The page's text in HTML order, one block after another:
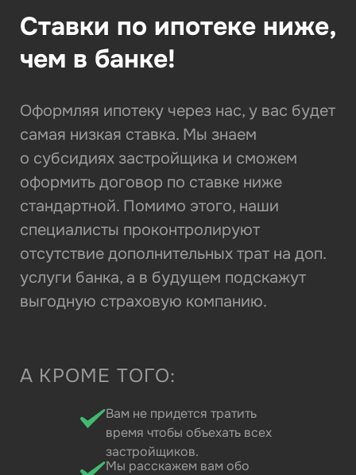
Ставки по ипотеке ниже,
чем в банке!
Оформляя ипотеку через нас, у вас будет
самая низкая ставка. Мы знаем
о субсидиях застройщика и сможем
оформить договор по ставке ниже
стандартной. Помимо этого, наши
специалисты проконтролируют
отсутствие дополнительных трат на доп.
услуги банка, а в будущем подскажут
выгодную страховую компанию.
А КРОМЕ ТОГО:
Вам не придется тратить
время чтобы объехать всех
застройщиков.
Мы расскажем вам обо